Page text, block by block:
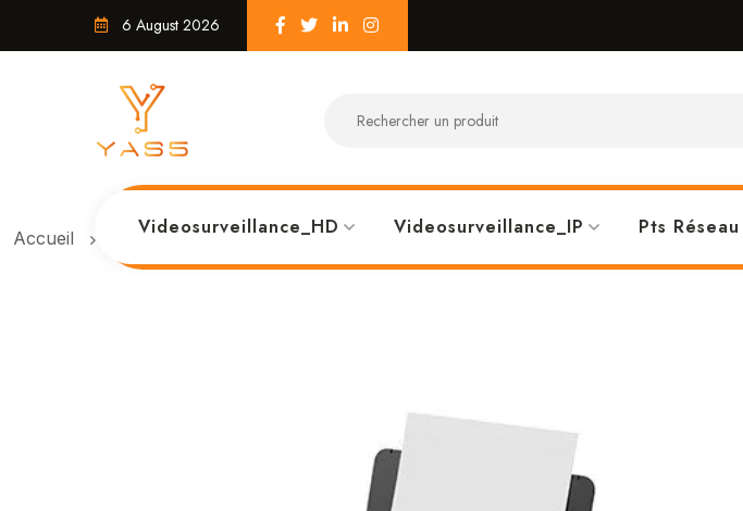
6 August 2026
Videosurveillance_HD Videosurveillance_IP Pts Réseau
Accueil CANON PIXMA G2411 Multifonction